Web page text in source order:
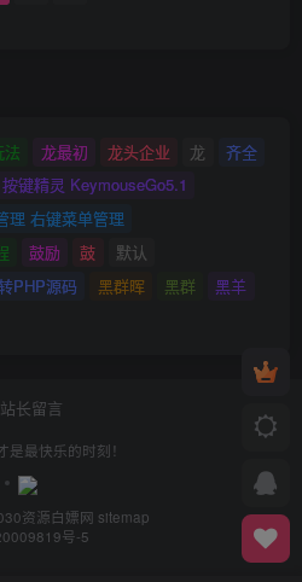
龙最初 龙头企业 龙
齐全
键精灵 KeymouseGo5.1
理 右键菜单管理
鼓励 鼓
默认
PHP源码
黑群晖 黑群
黑羊
站长留言
是最快乐的时刻！
资源白嫖网 sitemap
号-5